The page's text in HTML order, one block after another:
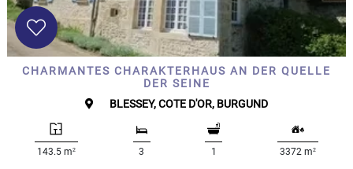
Gästehaus
MEHR
Schlafzimmer:
CHARMANTES CHARAKTERHAUS AN DER QUELLE
DER SEINE
BLESSEY, COTE D'OR, BURGUND
143.5 m2 3 1 3372 m2